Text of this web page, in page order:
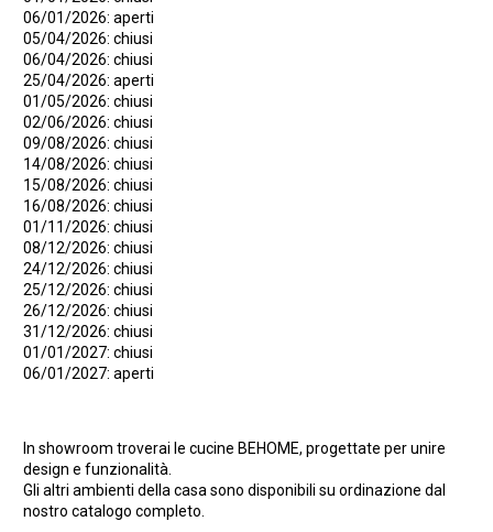
06/01/2026: aperti
05/04/2026: chiusi
06/04/2026: chiusi
25/04/2026: aperti
01/05/2026: chiusi
02/06/2026: chiusi
09/08/2026: chiusi
14/08/2026: chiusi
15/08/2026: chiusi
16/08/2026: chiusi
01/11/2026: chiusi
08/12/2026: chiusi
24/12/2026: chiusi
25/12/2026: chiusi
26/12/2026: chiusi
31/12/2026: chiusi
01/01/2027: chiusi
06/01/2027: aperti
In showroom troverai le cucine BEHOME, progettate per unire
design e funzionalità.
Gli altri ambienti della casa sono disponibili su ordinazione dal
nostro catalogo completo.